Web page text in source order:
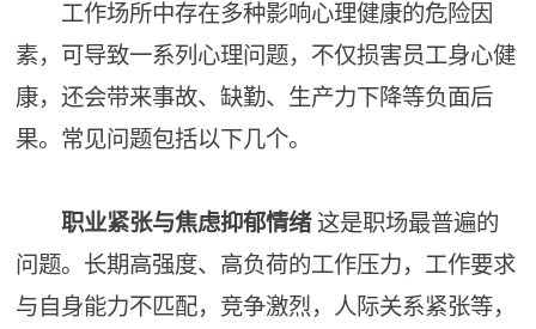
工作场所中存在多种影响心理健康的危险因
素，可导致一系列心理问题，不仅损害员工身心健
康，还会带来事故、缺勤、生产力下降等负面后
果。常见问题包括以下几个。
职业紧张与焦虑抑郁情绪 这是职场最普遍的
问题。长期高强度、高负荷的工作压力，工作要求
与自身能力不匹配，竞争激烈，人际关系紧张等，